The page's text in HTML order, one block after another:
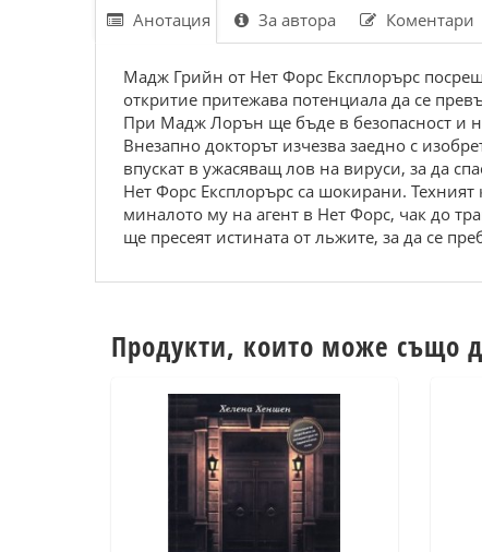
Анотация За автора Коментари
Мадж Грийн от Нет Форс Експлорърс
откритие притежава потенциала да се
При Мадж Лорън ще бъде в безопасност и
Внезапно докторът изчезва заедно с
впускат в ужасяващ лов на вируси, за да
Нет Форс Експлорърс са шокирани.
миналото му на агент в Нет Форс, чак до
ще пресеят истината от льжите, за да се
Продукти, които може също